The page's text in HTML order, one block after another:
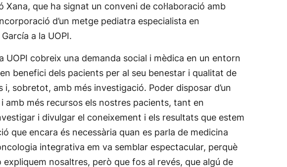
que ha signat un conveni de col·laboració amb
d’un metge pediatra especialista en
a la UOPI.
cobreix una demanda social i mèdica en un entorn
benefici dels pacients per al seu benestar i qualitat de
sobretot, amb més investigació. Poder disposar d’un
amb més recursos els nostres pacients, tant en
i divulgar el coneixement i els resultats que estem
que encara és necessària quan es parla de medicina
integrativa em va semblar espectacular, perquè
nosaltres, però que fos al revés, que algú de